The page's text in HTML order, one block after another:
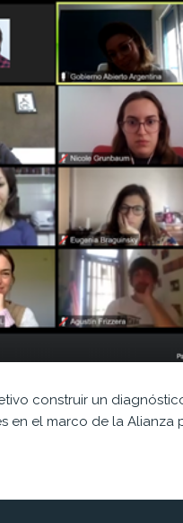
construir un
en el marco de la Alianza